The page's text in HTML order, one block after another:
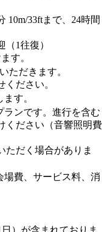
10m/33ftまで、24時間
1往復）
す。
ただきます。
ださい。
す。
ンです。進行を含む
ください（音響照明費
だく場合がありま
費、サービス料、消
）が含まれておりま